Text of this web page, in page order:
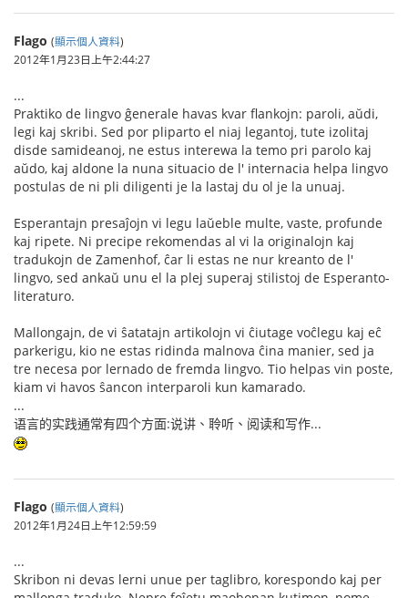
Flago (顯示個人資料)
2012年1月23日上午2:44:27
...
Praktiko de lingvo ĝenerale havas kvar flankojn: paroli, aŭdi,
legi kaj skribi. Sed por pliparto el niaj legantoj, tute izolitaj
disde samideanoj, ne estus interewa la temo pri parolo kaj
aŭdo, kaj aldone la nuna situacio de l' internacia helpa lingvo
postulas de ni pli diligenti je la lastaj du ol je la unuaj.
Esperantajn presaĵojn vi legu laŭeble multe, vaste, profunde
kaj ripete. Ni precipe rekomendas al vi la originalojn kaj
tradukojn de Zamenhof, ĉar li estas ne nur kreanto de l'
lingvo, sed ankaŭ unu el la plej superaj stilistoj de Esperanto-
literaturo.
Mallongajn, de vi ŝatatajn artikolojn vi ĉiutage voĉlegu kaj eĉ
parkerigu, kio ne estas ridinda malnova ĉina manier, sed ja
tre necesa por lernado de fremda lingvo. Tio helpas vin poste,
kiam vi havos ŝancon interparoli kun kamarado.
...
语言的实践通常有四个方面:说讲、聆听、阅读和写作...
Flago (顯示個人資料)
2012年1月24日上午12:59:59
...
Skribon ni devas lerni unue per taglibro, korespondo kaj per